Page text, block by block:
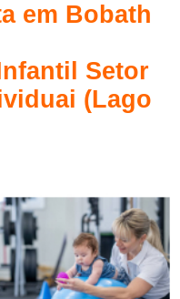
em Bobath
Setor
(Lago